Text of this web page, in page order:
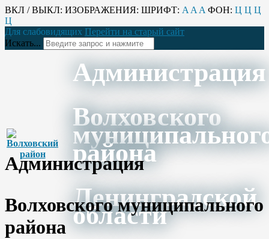
ВКЛ / ВЫКЛ: ИЗОБРАЖЕНИЯ: ШРИФТ: A A A ФОН: Ц Ц Ц
Ц
Для слабовидящих Перейти на старый сайт
Искать...
Администрация
Волховского
района
Ленинградской
области
Администрация
Волховского муниципального
района